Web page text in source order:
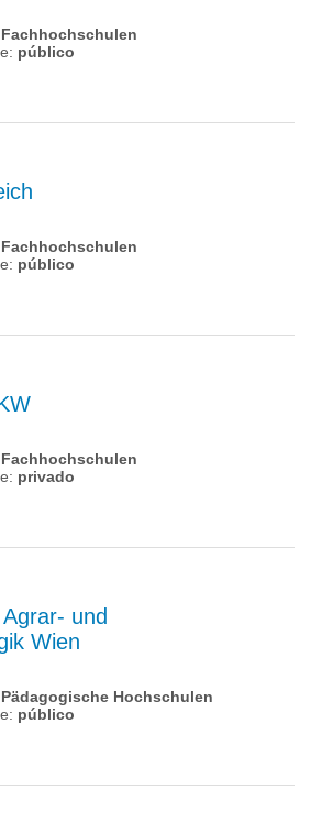
Fachhochschulen
público
Fachhochschulen
público
Fachhochschulen
privado
und
Wien
Pädagogische Hochschulen
público